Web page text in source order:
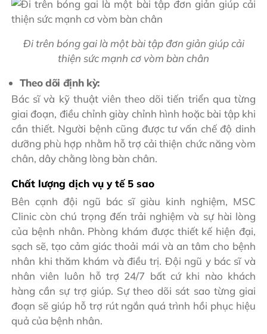
Đi trên bóng gai là một bài tập đơn giản giúp cải
thiện sức mạnh cơ vòm bàn chân
Theo dõi định kỳ:
Bác sĩ và kỹ thuật viên theo dõi tiến triển qua từng
giai đoạn, điều chỉnh giày chỉnh hình hoặc bài tập khi
cần thiết. Người bệnh cũng được tư vấn chế độ dinh
dưỡng phù hợp nhằm hỗ trợ cải thiện chức năng vòm
chân, dây chằng lòng bàn chân.
Chất lượng dịch vụ y tế 5 sao
Bên cạnh đội ngũ bác sĩ giàu kinh nghiệm, MSC
Clinic còn chú trọng đến trải nghiệm và sự hài lòng
của bệnh nhân. Phòng khám được thiết kế hiện đại,
sạch sẽ, tạo cảm giác thoải mái và an tâm cho bệnh
nhân khi thăm khám và điều trị. Đội ngũ y bác sĩ và
nhân viên luôn hỗ trợ 24/7 bất cứ khi nào khách
hàng cần sự trợ giúp. Sự theo dõi sát sao từng giai
đoạn sẽ giúp hỗ trợ rút ngắn quá trình hồi phục hiệu
quả của bệnh nhân.